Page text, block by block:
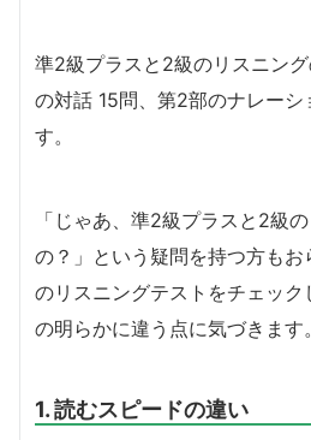
準2級プラスと2級のリスニン
の対話 15問、第2部のナレー
す。
「じゃあ、準2級プラスと2級
の？」という疑問を持つ方も
のリスニングテストをチェッ
の明らかに違う点に気づきます。
1. 読むスピードの違い